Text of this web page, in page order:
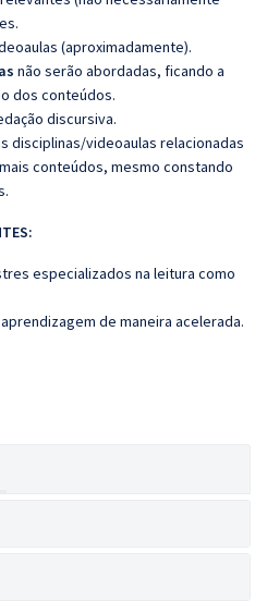
(aproximadamente).
não serão abordadas, ficando a
dos conteúdos.
discursiva.
disciplinas/videoaulas relacionadas
conteúdos, mesmo constando
especializados na leitura como
de maneira acelerada.